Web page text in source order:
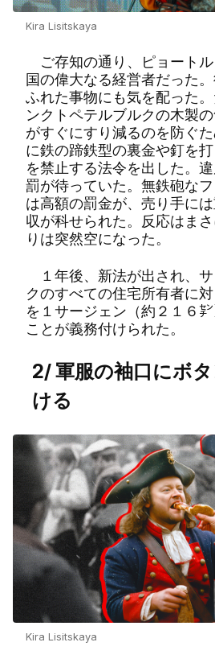
Kira Lisitskaya
ご存知の通り、ピョートル
国の偉大なる経営者だった
ふれた事物にも気を配った
ンクトペテルブルクの木製
がすぐにすり減るのを防ぐ
に鉄の蹄鉄型の裏金や釘を
を禁止する法令を出した。
罰が待っていた。無鉄砲な
は高額の罰金が、売り手に
収が科せられた。反応はま
りは突然空になった。
１年後、新法が出され、
クのすべての住宅所有者に
を１サージェン（約２１６
ことが義務付けられた。
2/ 軍服の袖口にボ
ける
Kira Lisitskaya